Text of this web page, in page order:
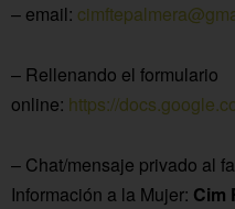
– email:
– Rellenando el formulario
online: https://
– Chat/mensaje privado al
Información a la Mujer: Cim